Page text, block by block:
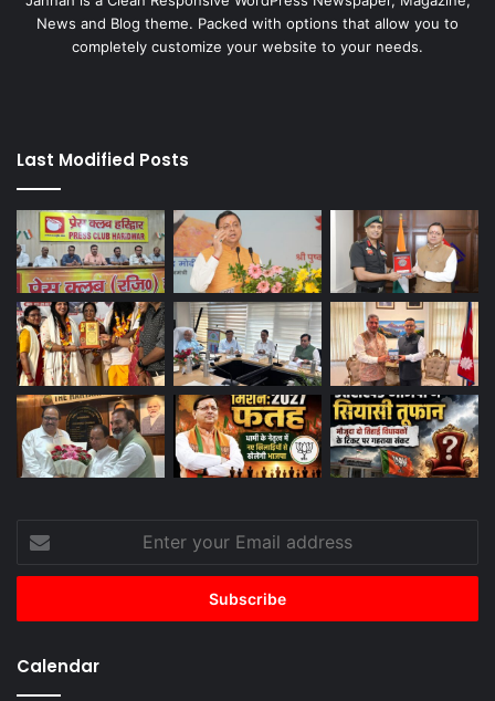
News and Blog theme. Packed with options that allow you to
completely customize your website to your needs.
Last Modified Posts
Enter
your
Email
Calendar